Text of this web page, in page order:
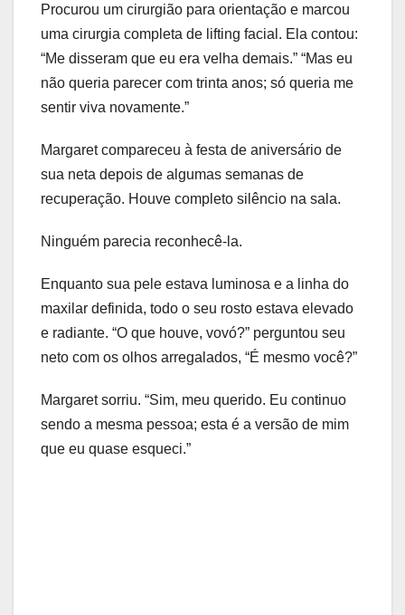
Procurou um cirurgião para orientação e marcou
uma cirurgia completa de lifting facial. Ela contou:
“Me disseram que eu era velha demais.” “Mas eu
não queria parecer com trinta anos; só queria me
sentir viva novamente.”
Margaret compareceu à festa de aniversário de
sua neta depois de algumas semanas de
recuperação. Houve completo silêncio na sala.
Ninguém parecia reconhecê-la.
Enquanto sua pele estava luminosa e a linha do
maxilar definida, todo o seu rosto estava elevado
e radiante. “O que houve, vovó?” perguntou seu
neto com os olhos arregalados, “É mesmo você?”
Margaret sorriu. “Sim, meu querido. Eu continuo
sendo a mesma pessoa; esta é a versão de mim
que eu quase esqueci.”